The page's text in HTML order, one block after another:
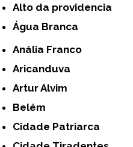
alto da providencia
Água Branca
Anália Franco
Aricanduva
Artur Alvim
Belém
Cidade Patriarca